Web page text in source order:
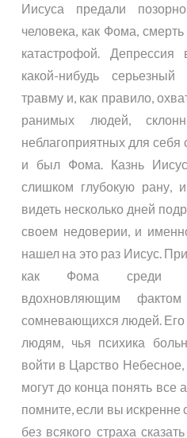
Иисуса предали
человека, как Фома,
катастрофой. Депрессия
какой-нибудь
травму и, как правило,
ранимых людей,
неблагоприятных для себя
и был Фома. Казнь
слишком глубокую рану,
видеть несколько дней
своем недоверии, и
нашел на это раз Иисус.
как Фома среди
вдохновляющим
сомневающихся людей. Его
людям, чья психика
войти в Царство
могут до конца понять все
помните, если вы искренне
без всякого страха